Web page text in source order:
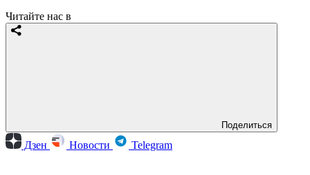
Читайте нас в
Поделиться
Дзен Новости Telegram